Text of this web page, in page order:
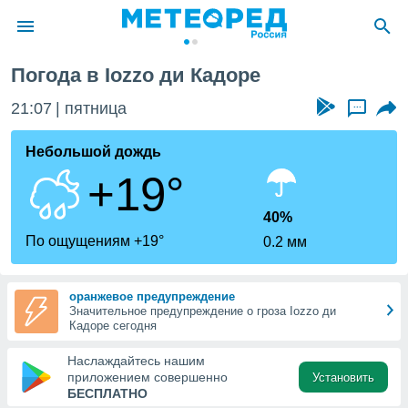
о
Вы можете
к этому
доступ
Погода в Iozzo ди Кадоре
21:07 пятница ...
Небольшой дождь
+19°
По ощущениям +19°
40%
0.2 мм
оранжевое предупреждение
Значительное предупреждение о гроза Iozzo ди
Кадоре сегодня
Наслаждайтесь нашим
приложением совершенно
БЕСПЛАТНО
Установить